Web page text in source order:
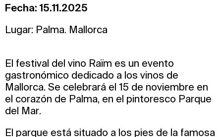
Fecha: 15.11.2025
Lugar: Palma. Mallorca
El festival del vino Raïm es un evento
gastronómico dedicado a los vinos de
Mallorca. Se celebrará el 15 de noviembre en
el corazón de Palma, en el pintoresco Parque
del Mar.
El parque está situado a los pies de la famosa